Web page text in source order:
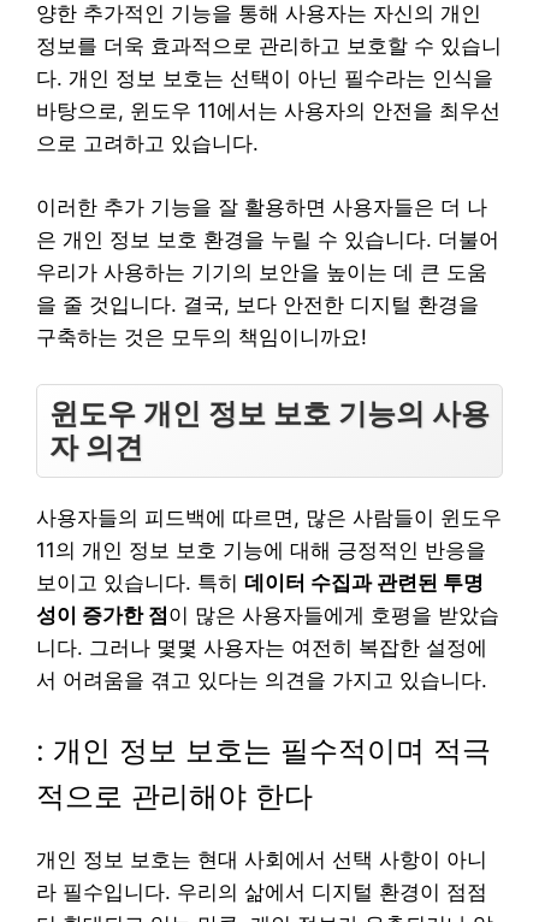
양한 추가적인 기능을 통해 사용자는 자신의 개인
정보를 더욱 효과적으로 관리하고 보호할 수 있습니
다. 개인 정보 보호는 선택이 아닌 필수라는 인식을
바탕으로, 윈도우 11에서는 사용자의 안전을 최우선
으로 고려하고 있습니다.
이러한 추가 기능을 잘 활용하면 사용자들은 더 나
은 개인 정보 보호 환경을 누릴 수 있습니다. 더불어
우리가 사용하는 기기의 보안을 높이는 데 큰 도움
을 줄 것입니다. 결국, 보다 안전한 디지털 환경을
구축하는 것은 모두의 책임이니까요!
윈도우 개인 정보 보호 기능의 사용
자 의견
사용자들의 피드백에 따르면, 많은 사람들이 윈도우
11의 개인 정보 보호 기능에 대해 긍정적인 반응을
보이고 있습니다. 특히 데이터 수집과 관련된 투명
성이 증가한 점이 많은 사용자들에게 호평을 받았습
니다. 그러나 몇몇 사용자는 여전히 복잡한 설정에
서 어려움을 겪고 있다는 의견을 가지고 있습니다.
: 개인 정보 보호는 필수적이며 적극
적으로 관리해야 한다
개인 정보 보호는 현대 사회에서 선택 사항이 아니
라 필수입니다. 우리의 삶에서 디지털 환경이 점점